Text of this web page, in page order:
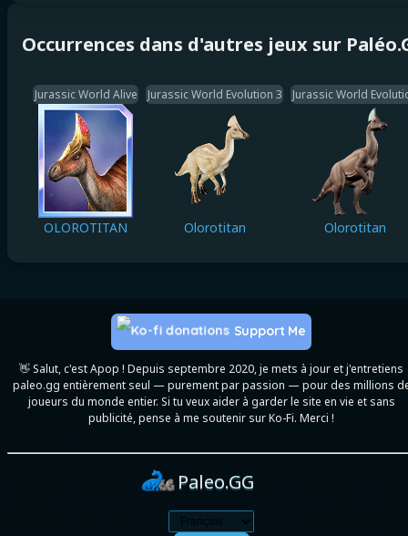
Occurrences dans d'autres jeux sur
Jurassic World Alive
OLOROTITAN
Jurassic World Evolution 3
Olorotitan
Jurassic World
Olorotitan
👋 Salut, c'est Apop ! Depuis septembre 2020, je mets à jour et j'entretiens
paleo.gg entièrement seul — purement par passion — pour des millions
joueurs du monde entier. Si tu veux aider à garder le site en vie et sans
publicité, pense à me soutenir sur Ko-Fi. Merci !
Support Me
Paleo.GG